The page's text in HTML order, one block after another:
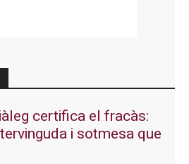
certifica el fracàs:
i sotmesa que